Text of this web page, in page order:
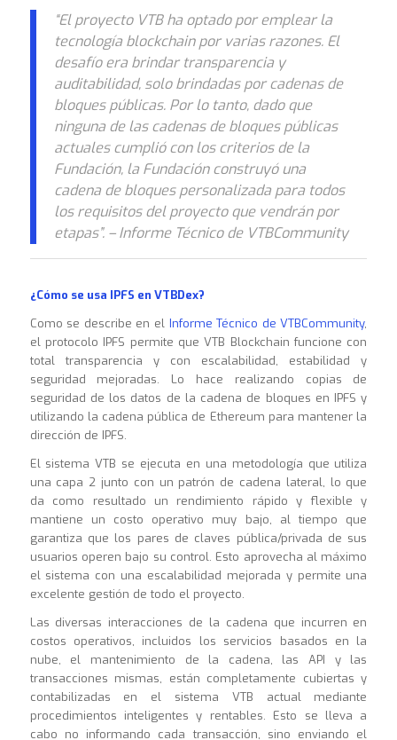
“El proyecto VTB ha optado por emplear la
tecnología blockchain por varias razones. El
desafío era brindar transparencia y
auditabilidad, solo brindadas por cadenas de
bloques públicas. Por lo tanto, dado que
ninguna de las cadenas de bloques públicas
actuales cumplió con los criterios de la
Fundación, la Fundación construyó una
cadena de bloques personalizada para todos
los requisitos del proyecto que vendrán por
etapas”. – Informe Técnico de VTBCommunity
¿Cómo se usa IPFS en VTBDex?
Como se describe en el Informe Técnico de VTBCommunity,
el protocolo IPFS permite que VTB Blockchain funcione con
total transparencia y con escalabilidad, estabilidad y
seguridad mejoradas. Lo hace realizando copias de
seguridad de los datos de la cadena de bloques en IPFS y
utilizando la cadena pública de Ethereum para mantener la
dirección de IPFS.
El sistema VTB se ejecuta en una metodología que utiliza
una capa 2 junto con un patrón de cadena lateral, lo que
da como resultado un rendimiento rápido y flexible y
mantiene un costo operativo muy bajo, al tiempo que
garantiza que los pares de claves pública/privada de sus
usuarios operen bajo su control. Esto aprovecha al máximo
el sistema con una escalabilidad mejorada y permite una
excelente gestión de todo el proyecto.
Las diversas interacciones de la cadena que incurren en
costos operativos, incluidos los servicios basados en la
nube, el mantenimiento de la cadena, las API y las
transacciones mismas, están completamente cubiertas y
contabilizadas en el sistema VTB actual mediante
procedimientos inteligentes y rentables. Esto se lleva a
cabo no informando cada transacción, sino enviando el